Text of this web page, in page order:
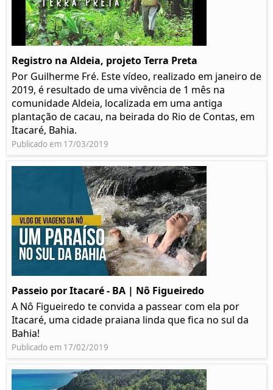
Registro na Aldeia, projeto Terra Preta
Por Guilherme Fré. Este vídeo, realizado em janeiro de
2019, é resultado de uma vivência de 1 mês na
comunidade Aldeia, localizada em uma antiga
plantação de cacau, na beirada do Rio de Contas, em
Itacaré, Bahia.
Publicado em 17/03/2019
Passeio por Itacaré - BA | Nô Figueiredo
A Nô Figueiredo te convida a passear com ela por
Itacaré, uma cidade praiana linda que fica no sul da
Bahia!
Publicado em 17/02/2019